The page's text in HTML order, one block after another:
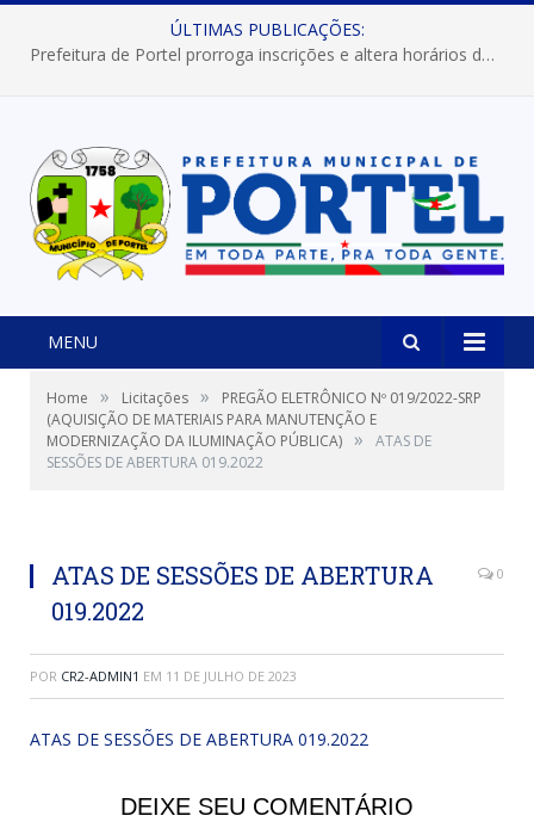
ÚLTIMAS PUBLICAÇÕES:
Prefeitura de Portel prorroga inscrições e altera horários dos concursos “Musa” e “Miss Mix Verão 2026”
MENU
Home » Licitações »
PREGÃO ELETRÔNICO Nº 019/2022-SRP
(AQUISIÇÃO DE MATERIAIS PARA MANUTENÇÃO E
MODERNIZAÇÃO DA ILUMINAÇÃO PÚBLICA) »
ATAS DE
SESSÕES DE ABERTURA 019.2022
ATAS DE SESSÕES DE ABERTURA
019.2022
0
POR CR2-ADMIN1 EM 11 DE JULHO DE 2023
ATAS DE SESSÕES DE ABERTURA 019.2022
DEIXE SEU COMENTÁRIO